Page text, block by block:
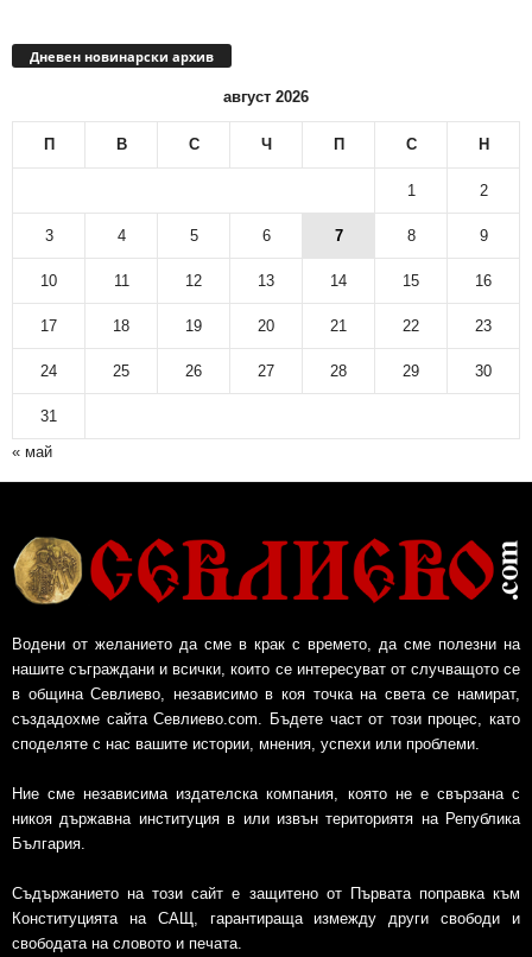
Дневен новинарски архив
август 2026
П В С Ч П С Н
1 2
3 4 5 6 7 8 9
10 11 12 13 14 15 16
17 18 19 20 21 22 23
24 25 26 27 28 29 30
31
« май
Водени от желанието да сме в крак с времето, да сме полезни на
нашите съграждани и всички, които се интересуват от случващото се
в община Севлиево, независимо в коя точка на света се намират,
създадохме сайта Севлиево.com. Бъдете част от този процес, като
споделяте с нас вашите истории, мнения, успехи или проблеми.
Ние сме независима издателска компания, която не е свързана с
никоя държавна институция в или извън териториятя на Република
България.
Съдържанието на този сайт е защитено от Първата поправка към
Конституцията на САЩ, гарантираща измежду други свободи и
свободата на словото и печата.